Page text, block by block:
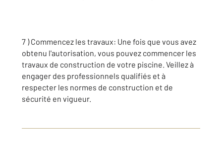
7 ) Commencez les travaux: Une fois que vous avez
obtenu l'autorisation, vous pouvez commencer les
travaux de construction de votre piscine. Veillez à
engager des professionnels qualifiés et à
respecter les normes de construction et de
sécurité en vigueur.